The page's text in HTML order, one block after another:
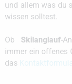
und allem was du
wissen solltest.
Ob Skilanglauf-
immer ein offenes
das